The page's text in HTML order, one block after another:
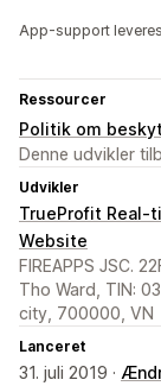
App-support
Ressourcer
Politik om
Denne udvikler
Udvikler
TrueProfit Real-
Website
FIREAPPS JSC.
Tho Ward, TIN:
city, 700000, VN
Lanceret
31. juli 2019 ·